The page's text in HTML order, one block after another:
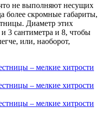
не выполняют несущих
более скромные габариты,
Диаметр этих
3 сантиметра и 8, чтобы
или, наоборот,